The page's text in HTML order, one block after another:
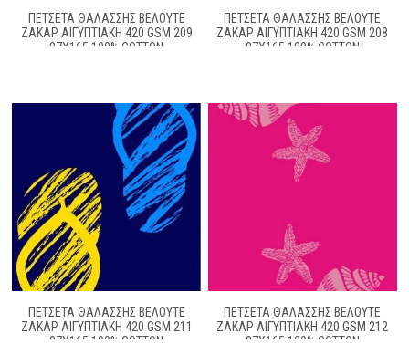
ΠΕΤΣΕΤΑ ΘΑΛΑΣΣΗΣ ΒΕΛΟΥΤΕ
ΖΑΚΆΡ ΑΙΓΥΠΤΙΑΚΉ 420 GSM 209
87X165 100% COTTON
ΠΕΤΣΕΤΑ ΘΑΛΑΣΣΗΣ ΒΕΛΟΥΤΕ
ΖΑΚΆΡ ΑΙΓΥΠΤΙΑΚΉ 420 GSM 208
87X165 100% COTTON
ΠΕΤΣΕΤΑ ΘΑΛΑΣΣΗΣ ΒΕΛΟΥΤΕ
ΖΑΚΆΡ ΑΙΓΥΠΤΙΑΚΉ 420 GSM 211
ΠΕΤΣΕΤΑ ΘΑΛΑΣΣΗΣ ΒΕΛΟΥΤΕ
ΖΑΚΆΡ ΑΙΓΥΠΤΙΑΚΉ 420 GSM 212